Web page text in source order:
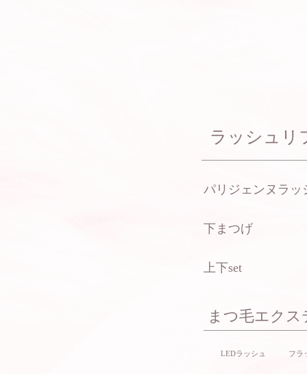
ラッシュリ
パリジェンヌラッ
​下まつげ
​上下set
まつ毛エクス
LEDラッシュ フラ